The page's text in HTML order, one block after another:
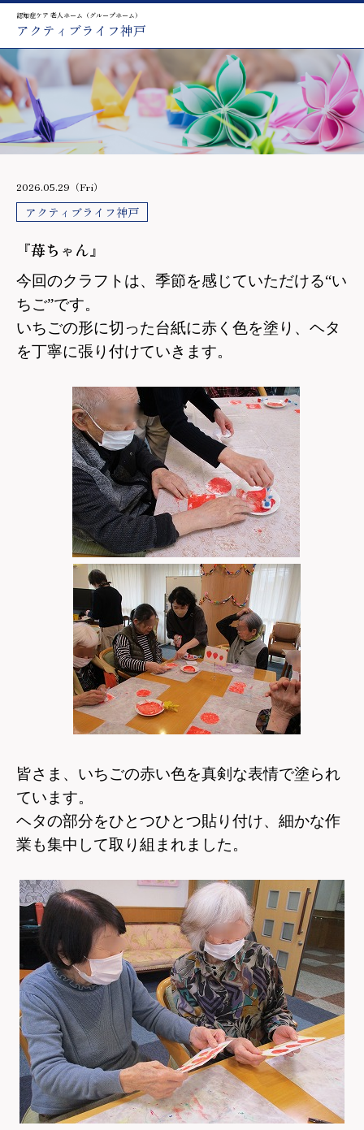
認知症ケア 老人ホーム（グループホーム）
アクティブライフ神戸
2026.05.29（Fri）
アクティブライフ神戸
『苺ちゃん』
今回のクラフトは、季節を感じていただける“い
ちご”です。
いちごの形に切った台紙に赤く色を塗り、ヘタ
を丁寧に張り付けていきます。
皆さま、いちごの赤い色を真剣な表情で塗られ
ています。
ヘタの部分をひとつひとつ貼り付け、細かな作
業も集中して取り組まれました。